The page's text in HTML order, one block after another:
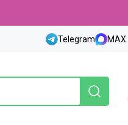
Telegram MAX